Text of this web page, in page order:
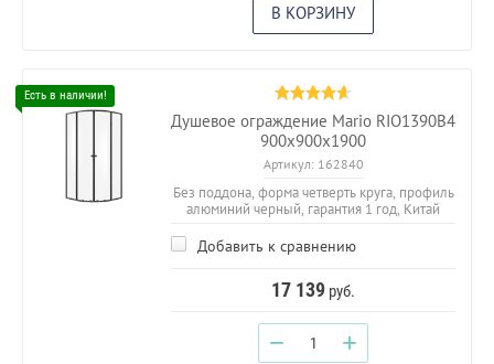
В КОРЗИНУ
Душевое ограждение Mario RIO1390B4
900х900х1900
Артикул:162840
Без поддона, форма четверть круга, профиль
алюминий черный, гарантия 1 год, Китай
Добавить к сравнению
17 139 руб.
− +